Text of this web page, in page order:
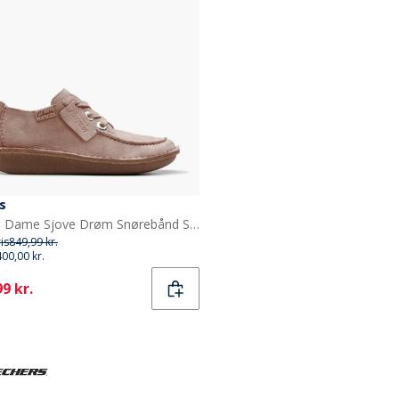
Clarks Dame Sjove Drøm Snørebånd Sko Light Pink Suede
849,99 kr.
kr.
kr.